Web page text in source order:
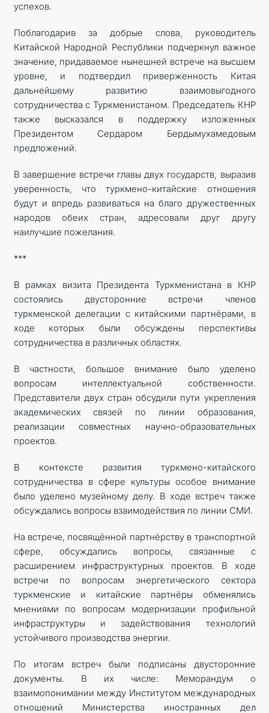
успехов.
Поблагодарив за добрые слова, руководитель
Китайской Народной Республики подчеркнул важное
значение, придаваемое нынешней встрече на высшем
уровне, и подтвердил приверженность Китая
дальнейшему развитию взаимовыгодного
сотрудничества с Туркменистаном. Председатель КНР
также высказался в поддержку изложенных
Президентом Сердаром Бердымухамедовым
предложений.
В завершение встречи главы двух государств, выразив
уверенность, что туркмено-китайские отношения
будут и впредь развиваться на благо дружественных
народов обеих стран, адресовали друг другу
наилучшие пожелания.
***
В рамках визита Президента Туркменистана в КНР
состоялись двусторонние встречи членов
туркменской делегации с китайскими партнёрами, в
ходе которых были обсуждены перспективы
сотрудничества в различных областях.
В частности, большое внимание было уделено
вопросам интеллектуальной собственности.
Представители двух стран обсудили пути укрепления
академических связей по линии образования,
реализации совместных научно-образовательных
проектов.
В контексте развития туркмено-китайского
сотрудничества в сфере культуры особое внимание
было уделено музейному делу. В ходе встреч также
обсуждались вопросы взаимодействия по линии СМИ.
На встрече, посвящённой партнёрству в транспортной
сфере, обсуждались вопросы, связанные с
расширением инфраструктурных проектов. В ходе
встречи по вопросам энергетического сектора
туркменские и китайские партнёры обменялись
мнениями по вопросам модернизации профильной
инфраструктуры и задействования технологий
устойчивого производства энергии.
По итогам встреч были подписаны двусторонние
документы. В их числе: Меморандум о
взаимопонимании между Институтом международных
отношений Министерства иностранных дел